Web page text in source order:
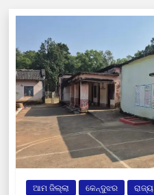
ଆମ ଜିଲ୍ଲା କେନ୍ଦୁଝର ରାଜ୍ୟ